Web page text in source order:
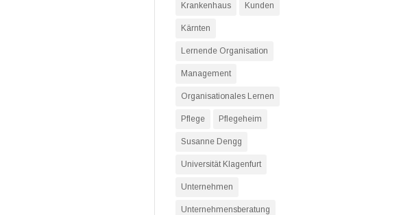
Krankenhaus Kunden
Kärnten
Lernende Organisation
Management
Organisationales Lernen
Pflege Pflegeheim
Susanne Dengg
Universität Klagenfurt
Unternehmen
Unternehmensberatung